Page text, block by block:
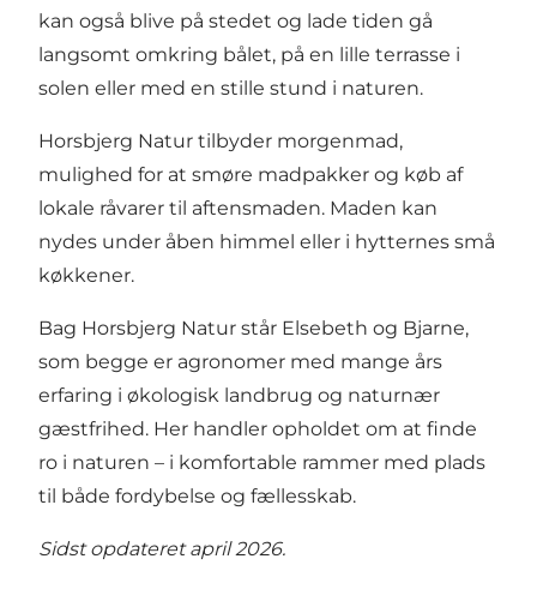
kan også blive på stedet og lade tiden gå
langsomt omkring bålet, på en lille terrasse i
solen eller med en stille stund i naturen.
Horsbjerg Natur tilbyder morgenmad,
mulighed for at smøre madpakker og køb af
lokale råvarer til aftensmaden. Maden kan
nydes under åben himmel eller i hytternes små
køkkener.
Bag Horsbjerg Natur står Elsebeth og Bjarne,
som begge er agronomer med mange års
erfaring i økologisk landbrug og naturnær
gæstfrihed. Her handler opholdet om at finde
ro i naturen – i komfortable rammer med plads
til både fordybelse og fællesskab.
Sidst opdateret april 2026.